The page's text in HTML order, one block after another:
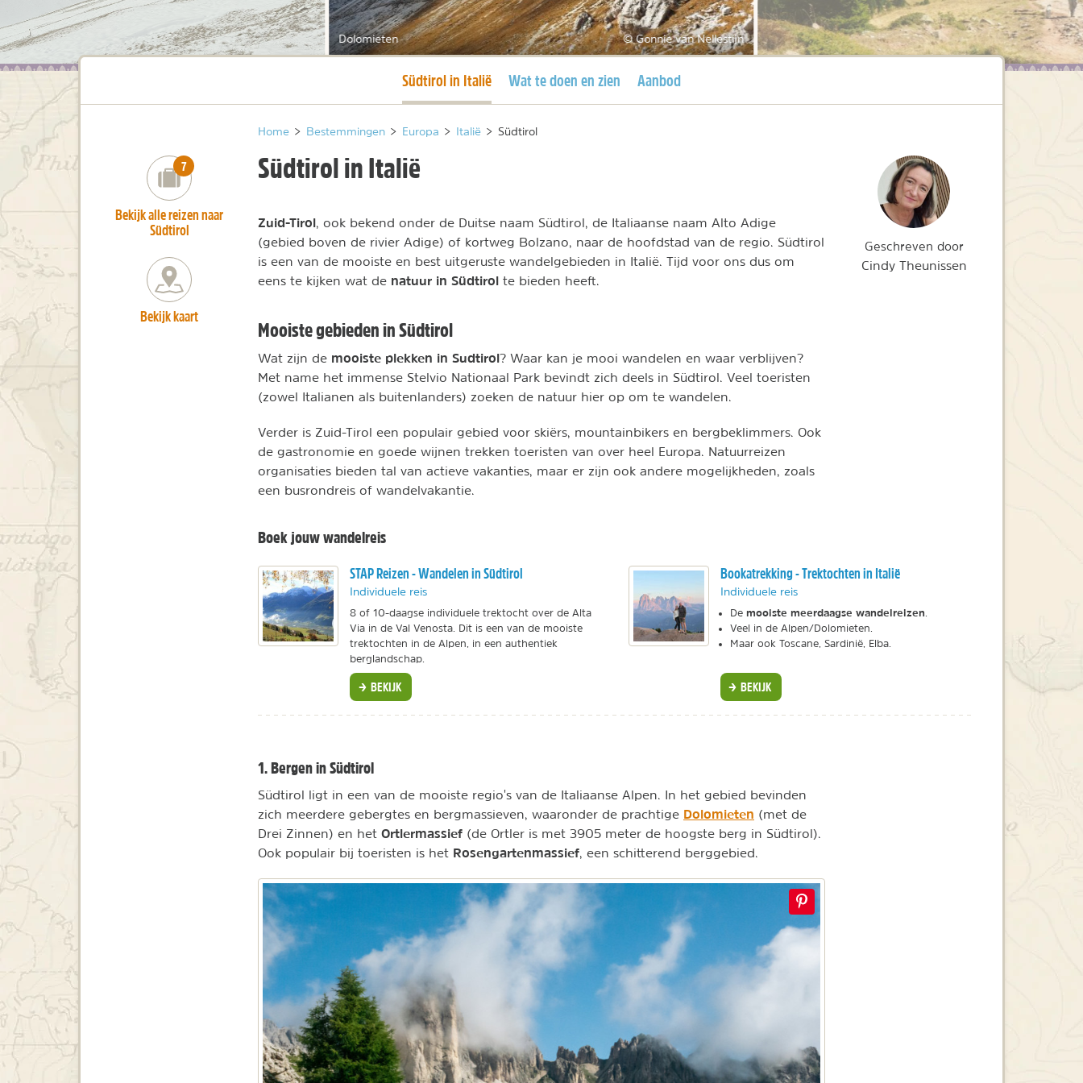
Dolomieten © Gonnie van Nellestijn
Huidige pagina
Südtirol in Italië Wat te doen en zien Aanbod
Home > Bestemmingen > Europa > Italië > Südtirol
Südtirol in Italië
Zuid-Tirol, ook bekend onder de Duitse naam Südtirol, de Italiaanse naam Alto Adige
(gebied boven de rivier Adige) of kortweg Bolzano, naar de hoofdstad van de regio. Südtirol
is een van de mooiste en best uitgeruste wandelgebieden in Italië. Tijd voor ons dus om
eens te kijken wat de natuur in Südtirol te bieden heeft.
Mooiste gebieden in Südtirol
Wat zijn de mooiste plekken in Sudtirol? Waar kan je mooi wandelen en waar verblijven?
Met name het immense Stelvio Nationaal Park bevindt zich deels in Südtirol. Veel toeristen
(zowel Italianen als buitenlanders) zoeken de natuur hier op om te wandelen.
Verder is Zuid-Tirol een populair gebied voor skiërs, mountainbikers en bergbeklimmers. Ook
de gastronomie en goede wijnen trekken toeristen van over heel Europa. Natuurreizen
organisaties bieden tal van actieve vakanties, maar er zijn ook andere mogelijkheden, zoals
een busrondreis of wandelvakantie.
Boek jouw wandelreis
STAP Reizen - Wandelen in Südtirol
Individuele reis
8 of 10-daagse individuele trektocht over de Alta
Via in de Val Venosta. Dit is een van de mooiste
trektochten in de Alpen, in een authentiek
berglandschap.
BEKIJK
Bookatrekking - Trektochten in Italië
Individuele reis
De mooiste meerdaagse wandelreizen
Veel in de Alpen/Dolomieten.
Maar ook Toscane, Sardinië, Elba.
BEKIJK
1. Bergen in Südtirol
Südtirol ligt in een van de mooiste regio's van de Italiaanse Alpen. In het gebied bevinden
zich meerdere gebergtes en bergmassieven, waaronder de prachtige Dolomieten (met de
Drei Zinnen) en het Ortlermassief (de Ortler is met 3905 meter de hoogste berg in Südtirol).
Ook populair bij toeristen is het Rosengartenmassief , een schitterend berggebied.
number_of_trips:
7
Bekijk alle reizen naar
Südtirol
Bekijk kaart
Geschreven door
Cindy Theunissen